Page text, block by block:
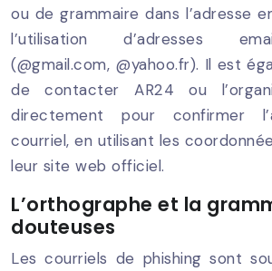
ou de grammaire dans l’adresse
l’utilisation d’adresses
(@gmail.com, @yahoo.fr). Il est
de contacter AR24 ou
directement pour confirmer
courriel, en utilisant les
leur site web officiel.
L’orthographe et la
douteuses
Les courriels de phishing sont